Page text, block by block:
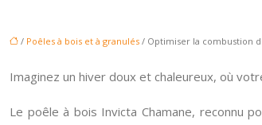
/ Poêles à bois et à granulés / Optimiser la combustion
Imaginez un hiver doux et chaleureux, où
Le poêle à bois Invicta Chamane, reconnu